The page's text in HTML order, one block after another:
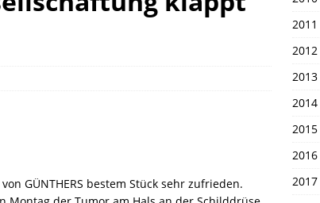
2026
GÜNTHERS bestem Stück sehr zufrieden.
2011
2012
2013
2014
2015
2016
2017